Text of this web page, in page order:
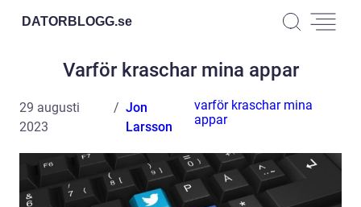
DATORBLOGG.se
Varför kraschar mina appar
29 augusti
2023
Jon
Larsson
varför kraschar mina
appar